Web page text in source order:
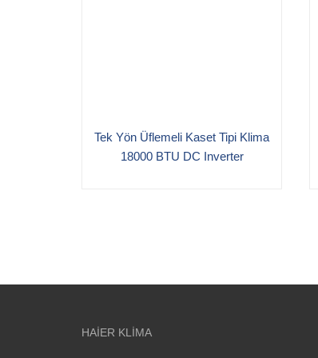
Tek Yön Üflemeli Kaset Tipi Klima
18000 BTU DC Inverter
HAIER KLIMA